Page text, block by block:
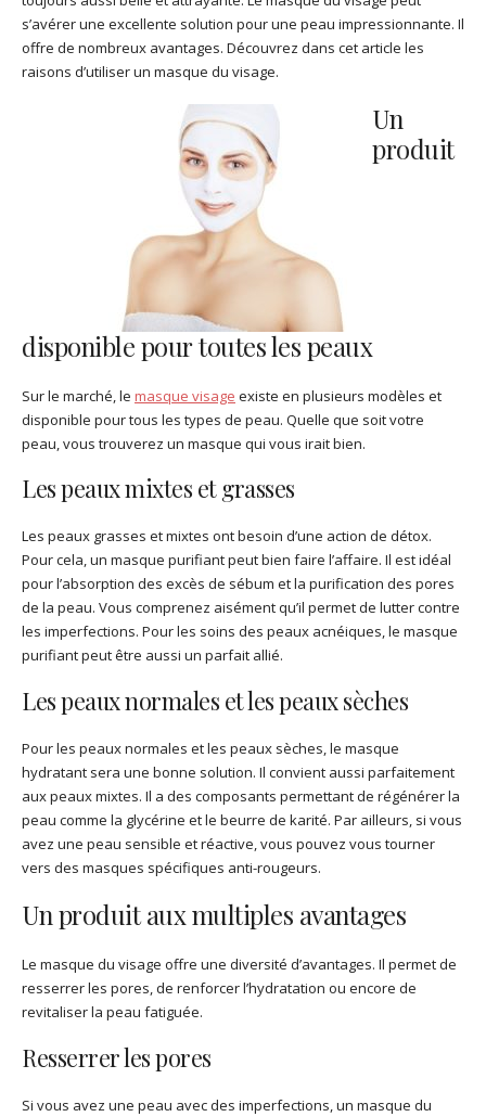
s’avérer une excellente solution pour une peau impressionnante. Il
offre de nombreux avantages. Découvrez dans cet article les
raisons d’utiliser un masque du visage.
Un
produit
disponible pour toutes les peaux
Sur le marché, le masque visage existe en plusieurs modèles et
disponible pour tous les types de peau. Quelle que soit votre
peau, vous trouverez un masque qui vous irait bien.
Les peaux mixtes et grasses
Les peaux grasses et mixtes ont besoin d’une action de détox.
Pour cela, un masque purifiant peut bien faire l’affaire. Il est idéal
pour l’absorption des excès de sébum et la purification des pores
de la peau. Vous comprenez aisément qu’il permet de lutter contre
les imperfections. Pour les soins des peaux acnéiques, le masque
purifiant peut être aussi un parfait allié.
Les peaux normales et les peaux sèches
Pour les peaux normales et les peaux sèches, le masque
hydratant sera une bonne solution. Il convient aussi parfaitement
aux peaux mixtes. Il a des composants permettant de régénérer la
peau comme la glycérine et le beurre de karité. Par ailleurs, si vous
avez une peau sensible et réactive, vous pouvez vous tourner
vers des masques spécifiques anti-rougeurs.
Un produit aux multiples avantages
Le masque du visage offre une diversité d’avantages. Il permet de
resserrer les pores, de renforcer l’hydratation ou encore de
revitaliser la peau fatiguée.
Resserrer les pores
Si vous avez une peau avec des imperfections, un masque du